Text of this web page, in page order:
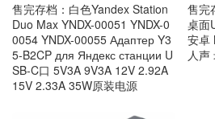
售完存档：白色Yandex Station
Duo Max YNDX-00051 YNDX-0
0054 YNDX-00055 Адаптер Y3
5-B2CP для Яндекс станции U
SB-C口 5V3A 9V3A 12V 2.92A
15V 2.33A 35W原装电源
售完
桌面
安卓
人声